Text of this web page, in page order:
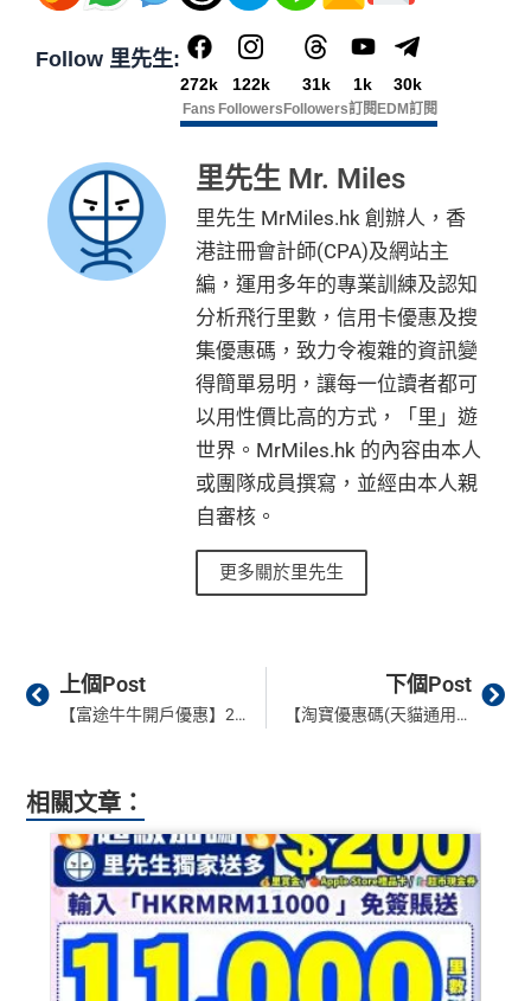
數食飯卡！(2024年6月8日起)
國泰、香港快運合資格簽賬HK$3＝1里
換里數免手續費
每月簽賬積分自動兌換去AM戶口，免除信用卡積分換
一樣食到渣打信用卡優惠及Mastercard優惠
❎ 缺點
網上ebanking繳費無積分
查看更多信用卡詳情及分析...
g再申請：
MrMiles.hk/adblock/
申請完填Form賺多HK$200獎賞+新會員38
MrMiles.hk/cathay-card-for
m
@每1里賞金 ≈ HK$1，可兌換FPS轉數快回贈！詳情
Miles.hk/mmcredit
✅ 優點
簽賬都可以儲會籍！合資格簽賬滿HK$500,000可賺高
達100馬可孛羅會會籍積分 (以簽賬賺取，以前只能夠
食肆、酒店及海外簽賬HK$4 = 1里！勁抵無上限賺里
數食飯卡！(2024年6月8日起)
國泰、香港快運合資格簽賬HK$3＝1里
每月簽賬積分自動兌換去AM戶口，免除
啱晒唔想煩嘅里友
❎ 缺點
查看更多信用卡詳情及分析...
5%指定商戶簽賬上限為全年HK$60,000，
回贈上限HK
$3,000，隨後可享0.56%。
除咗指定商戶簽賬，其他簽賬只得0.56%簽賬回贈
網上ebanking繳費/交保費無回贈
成功申請信用卡3個月0息「月結單分期」計劃後，每
港幣180元之簽賬分期金額，渣打將扣除港幣1元現金
回贈。 如未合資格賺取現金回贈之簽賬，渣打亦將每
港幣180元之簽賬分期金額扣除港幣1元現金回贈。如
渣打「360 °全面賞」現金回贈結餘不足， 會以負數顯
無得儲里數 (Sorry，我知off-topic但對我嚟講真係)
查看更多信用卡詳情及分析...
*全新信用卡客戶為現時並未持有及於現時所申請渣打信用卡主卡批核日
期起計之過去6個月內沒有取消任何由渣打銀行(香港)有限公司發行之渣
#38新會員+成功
批卡派出50額外里賞金。每1里賞金 ≈ HK$1，可兌換FPS
✅優點
本地港幣簽賬 無上限現金回贈1.5% ，適合鐘意一卡走
天涯嘅朋友
海外簽賬2%回贈，扣咗1.95%手續費都仲有0.05%回
渣打信用卡優惠有時只做Visa exclusive pr
omotion，Mastercard無份，可以食盡突發
首年寫到明豁免年費
網上ebanking繳費/交保費無回贈
查看更多信用卡詳情及分析...
Follow 里先生:
272k
Fans
122k
Followers
31k
Followers
1k
訂閱
30k
EDM訂閱
里先生 Mr. Miles
里先生 MrMiles.hk 創辦人，香
港註冊會計師(CPA)及網站主
編，運用多年的專業訓練及認知
分析飛行里數，信用卡優惠及搜
集優惠碼，致力令複雜的資訊變
得簡單易明，讓每一位讀者都可
以用性價比高的方式，「里」遊
世界。MrMiles.hk 的內容由本人
或團隊成員撰寫，並經由本人親
自審核。
更多關於里先生
Prev
上個Post
【富途牛牛開戶優惠】2026獨家送錢不送股！用兌換碼「LI0099」開戶賺$2,088🔥有現金券 或 Apple Gift Card！學生都有份!
下個Post
【淘寶優惠碼(天貓通用) 2026 】里先生獨家優惠碼！Taobao Promo Code 折扣碼大集合及輸入方法 (信用卡, HSBC, 中銀, AlipayHK, PayMe, 免運費)
相關文章：